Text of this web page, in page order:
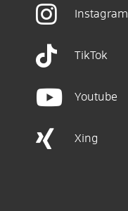
Instagram
TikTok
Youtube
Xing